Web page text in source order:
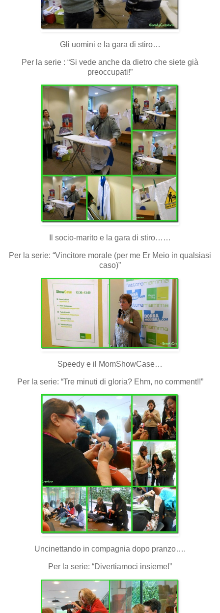
Gli uomini e la gara di stiro…
Per la serie : “Si vede anche da dietro che siete già
preoccupati!”
Il socio-marito e la gara di stiro……
Per la serie: “Vincitore morale (per me Er Meio in qualsiasi
caso)”
Speedy e il MomShowCase…
Per la serie: “Tre minuti di gloria? Ehm, no comment!!”
Uncinettando in compagnia dopo pranzo….
Per la serie: “Divertiamoci insieme!”